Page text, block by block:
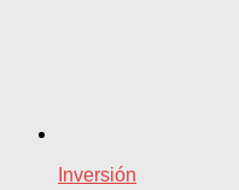
Inversión